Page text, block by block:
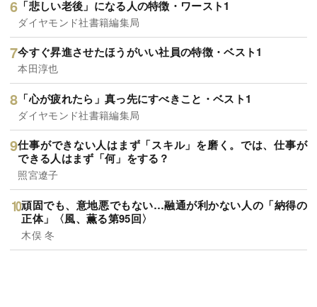
「悲しい老後」になる人の特徴・ワースト1
ダイヤモンド社書籍編集局
今すぐ昇進させたほうがいい社員の特徴・ベスト1
本田淳也
「心が疲れたら」真っ先にすべきこと・ベスト1
ダイヤモンド社書籍編集局
仕事ができない人はまず「スキル」を磨く。では、仕事が
できる人はまず「何」をする？
照宮遼子
頑固でも、意地悪でもない…融通が利かない人の「納得の
正体」〈風、薫る第95回〉
木俣 冬